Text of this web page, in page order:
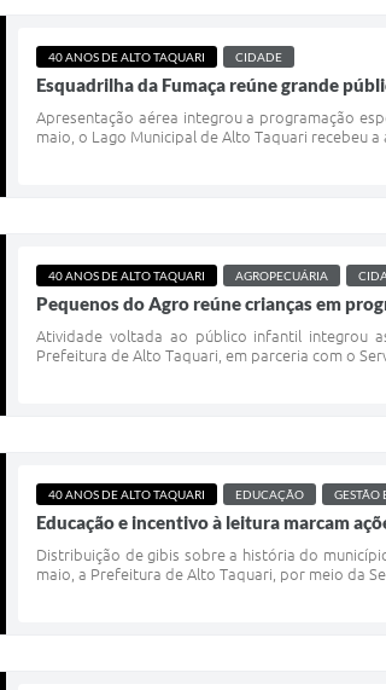
40 ANOS DE ALTO TAQUARI CIDADE
Esquadrilha da Fumaça reúne grande
Apresentação aérea integrou a programação
maio, o Lago Municipal de Alto Taquari recebeu
40 ANOS DE ALTO TAQUARI AGROPECUÁRIA
Pequenos do Agro reúne crianças em
Atividade voltada ao público infantil integrou
Prefeitura de Alto Taquari, em parceria com o
40 ANOS DE ALTO TAQUARI EDUCAÇÃO GESTÃO
Educação e incentivo à leitura marcam
Distribuição de gibis sobre a história do
maio, a Prefeitura de Alto Taquari, por meio da